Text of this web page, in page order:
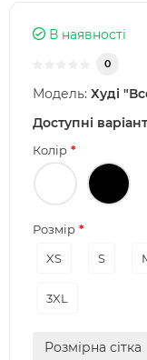
В наявності
0
Модель: Худі
Доступні
Колір
Розмір
XS
S
3XL
Розмірна сітка